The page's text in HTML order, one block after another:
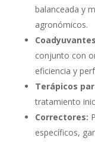
balanceada y
agronómicos.
conjunto con
eficiencia y
Terápicos
tratamiento
Correctores:
específicos,